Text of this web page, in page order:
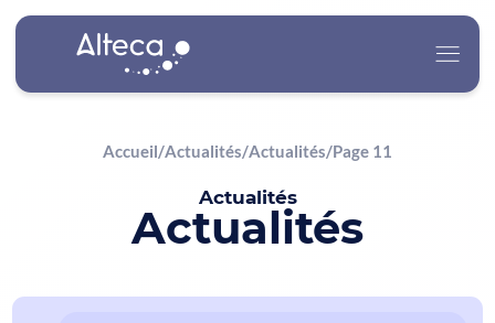
Nos Services
Accueil/Actualités/Actualités/Page 11
Actualités
Actualités